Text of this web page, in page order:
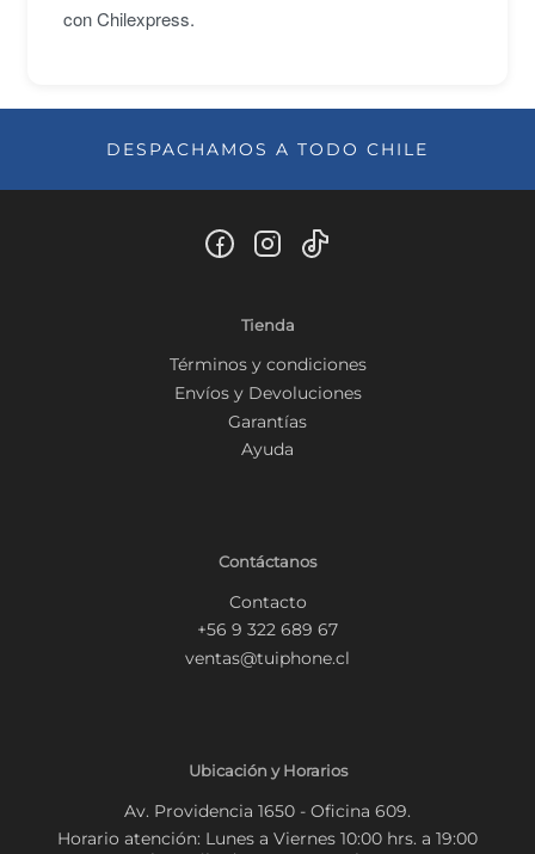
con Chilexpress.
DESPACHAMOS A TODO CHILE
Tienda
Términos y condiciones
Envíos y Devoluciones
Garantías
Ayuda
Contáctanos
Contacto
+56 9 322 689 67
ventas@tuiphone.cl
Ubicación y Horarios
Av. Providencia 1650 - Oficina 609.
Horario atención: Lunes a Viernes 10:00 hrs. a 19:00